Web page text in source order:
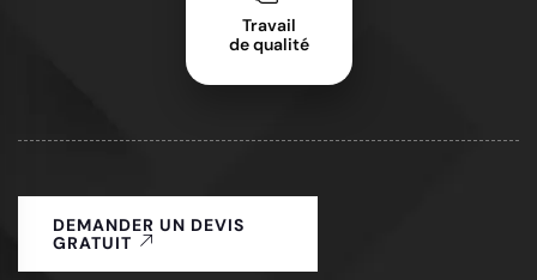
Travail
de qualité
DEMANDER UN DEVIS
GRATUIT